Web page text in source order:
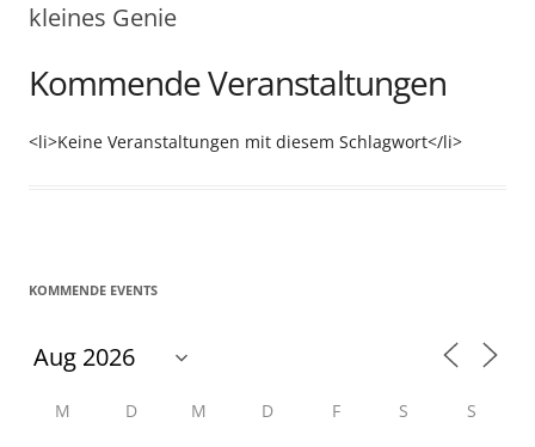
kleines Genie
Kommende Veranstaltungen
<li>Keine Veranstaltungen mit diesem Schlagwort</li>
KOMMENDE EVENTS
M D M D F S S